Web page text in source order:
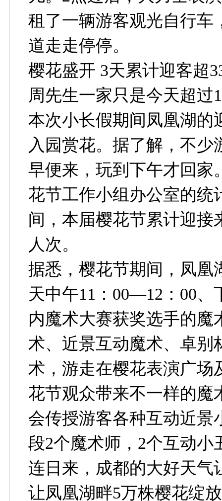
租了一辆游客观光自行车
道走走停停。
樱花盛开 3天累计迎客超
周先生一家只是今天超过
本次小长假期间凤凰湖的
入园赏花。据了解，不
早便来，玩到下午才回家
花节工作小组办公室的统
间，本届樱花节累计迎接
人次。
据悉，樱花节期间，凤凰
天中午11：00—12：00、
内魔术大赛获奖选手的
术、近景互动魔术、卓别
术，游走在樱花表演广场
花节观众带来不一样的魔
会传授游客各种互动近景
段2个魔术师，2个互动
连日来，成都的大好天气
让凤凰湖畔5万株樱花绽